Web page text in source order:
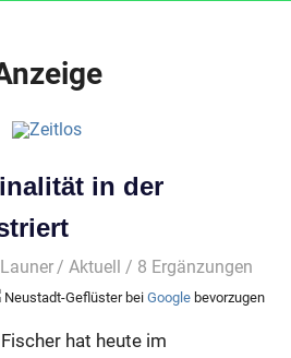
in der
Aktuell / 8 Ergänzungen
Neustadt-Geflüster bei Google bevorzugen
hat heute im